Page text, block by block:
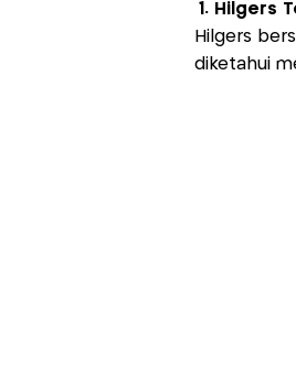
1. Hilgers
Hilgers
diketahui